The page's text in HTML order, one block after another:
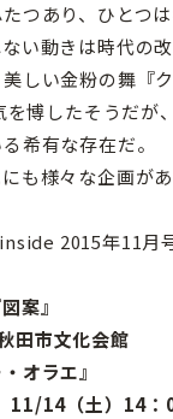
つあり、ひとつ
い動きは時代の改
しい金粉の舞『
を博したそうだ
希有な存在だ。
も様々な企画が
2015年11月
図案』
田市文化会館
オラエ』
14（土）14：